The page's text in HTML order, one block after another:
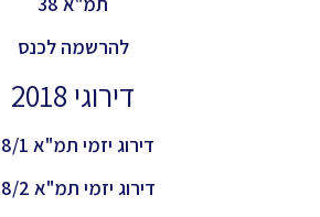
להרשמה לכנס
דירוגי 2018
דירוג יזמי תמ"א 38/1
דירוג יזמי תמ"א 38/2